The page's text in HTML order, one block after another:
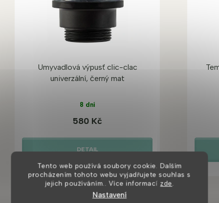
Tento web používá soubory cookie. Dalším
procházením tohoto webu vyjadřujete souhlas s
jejich používáním.. Více informací zde.
Nastavení
Umyvadlová výpusť clic-clac
univerzální, černý mat
8 dní
580 Kč
DETAIL